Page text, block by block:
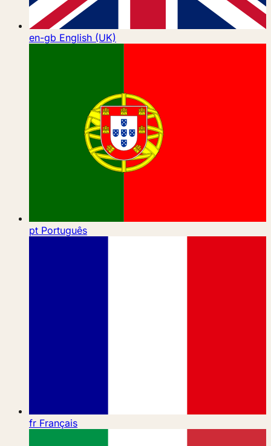
en-gb English (UK)
pt Português
fr Français